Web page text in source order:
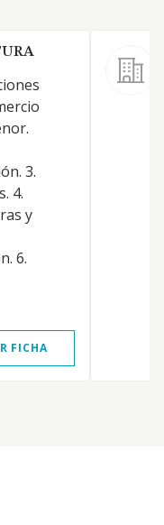
3.
4.
y
6.
FICHA